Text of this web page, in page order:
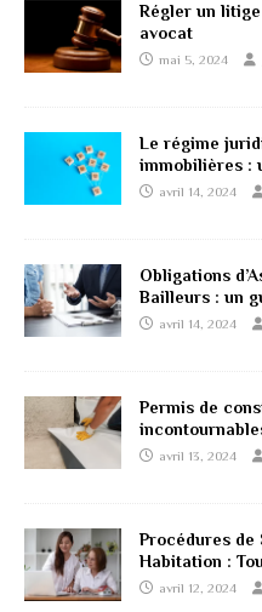
Régler un
avocat
mai 5, 2024
Le régime
immobilières :
avril 14, 2024
Obligations
Bailleurs : un
avril 14, 2024
Permis de
avril 13, 2024
Procédures de
Habitation :
avril 12, 2024